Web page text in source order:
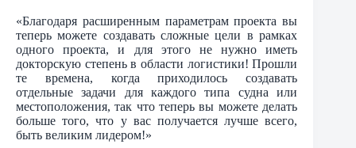
«Благодаря расширенным параметрам проекта вы
теперь можете создавать сложные цели в рамках
одного проекта, и для этого не нужно иметь
докторскую степень в области логистики! Прошли
те времена, когда приходилось создавать
отдельные задачи для каждого типа судна или
местоположения, так что теперь вы можете делать
больше того, что у вас получается лучше всего,
быть великим лидером!»